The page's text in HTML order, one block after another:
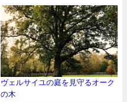
ヴェルサイユの庭を見守るオーク
の木